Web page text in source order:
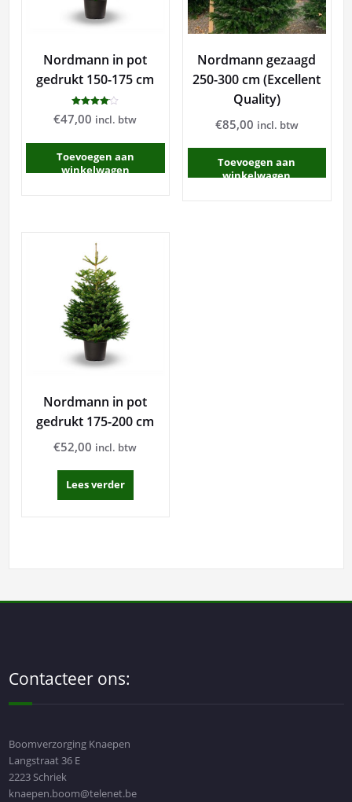
Nordmann in pot
gedrukt 150-175 cm
Gewaardeerd
4.00
€47,00 incl. btw
Toevoegen aan
winkelwagen
Nordmann gezaagd
250-300 cm (Excellent
Quality)
€85,00 incl. btw
Toevoegen aan
winkelwagen
Nordmann in pot
gedrukt 175-200 cm
€52,00 incl. btw
Lees verder
Contacteer ons:
Boomverzorging Knaepen
Langstraat 36 E
2223 Schriek
knaepen.boom@telenet.be